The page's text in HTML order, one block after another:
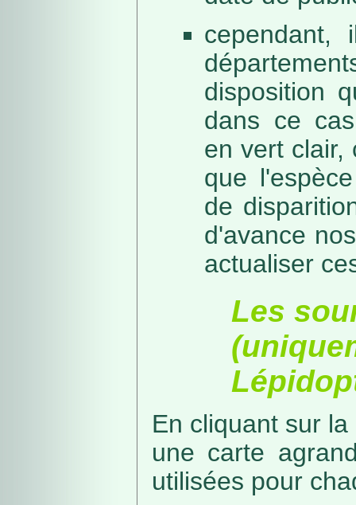
cependant,
disposition
dans ce
en vert clair,
que
de
d'avance
actualiser
Les
En cliquant sur
une carte
utilisées pour